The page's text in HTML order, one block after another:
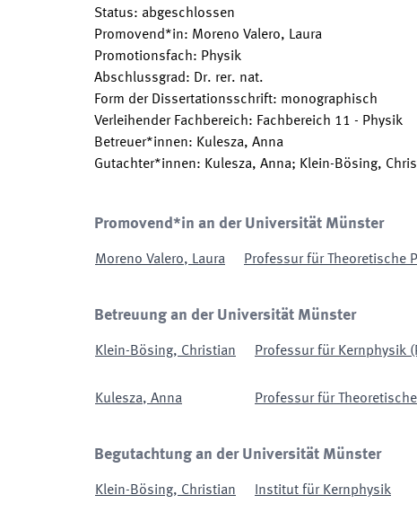
Status: abgeschlossen
Promovend*in: Moreno Valero, Laura
Promotionsfach: Physik
Abschlussgrad: Dr. rer. nat.
Form der Dissertationsschrift: monographisch
Verleihender Fachbereich: Fachbereich 11 - Physik
Betreuer*innen: Kulesza, Anna
Gutachter*innen: Kulesza, Anna; Klein-Bösing,
Promovend*in an der Universität Münster
Moreno Valero, Laura Professur für Theoretische
Betreuung an der Universität Münster
Klein-Bösing, Christian Professur für Kernphysik
Kulesza, Anna Professur für
Begutachtung an der Universität Münster
Klein-Bösing, Christian Institut für Kernphysik